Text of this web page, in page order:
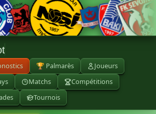
🏆 Palmarès
Joueurs
Matchs
Compétitions
Tournois